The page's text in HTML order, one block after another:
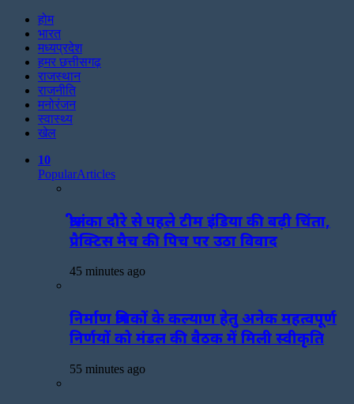
होम
भारत
मध्यप्रदेश
हमर छत्तीसगढ़
राजस्थान
राजनीति
मनोरंजन
स्वास्थ्य
खेल
10
PopularArticles
श्रीलंका दौरे से पहले टीम इंडिया की बढ़ी चिंता,
प्रैक्टिस मैच की पिच पर उठा विवाद
45 minutes ago
निर्माण श्रमिकों के कल्याण हेतु अनेक महत्वपूर्ण
निर्णयों को मंडल की बैठक में मिली स्वीकृति
55 minutes ago